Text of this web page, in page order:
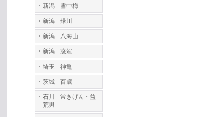
新潟 雪中梅
新潟 緑川
新潟 八海山
新潟 凌駕
埼玉 神亀
茨城 百歳
石川 常きげん・益
荒男